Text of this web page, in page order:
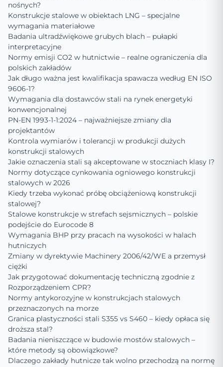
nośnych?
Konstrukcje stalowe w obiektach LNG – specjalne
wymagania materiałowe
Badania ultradźwiękowe grubych blach – pułapki
interpretacyjne
Normy emisji CO2 w hutnictwie – realne ograniczenia dla
polskich zakładów
Jak długo ważna jest kwalifikacja spawacza według EN ISO
9606-1?
Wymagania dla dostawców stali na rynek energetyki
konwencjonalnej
PN-EN 1993-1-1:2024 – najważniejsze zmiany dla
projektantów
Kontrola wymiarów i tolerancji w produkcji dużych
konstrukcji stalowych
Jakie oznaczenia stali są akceptowane w stoczniach klasy I?
Normy dotyczące cynkowania ogniowego konstrukcji
stalowych w 2026
Kiedy trzeba wykonać próbę obciążeniową konstrukcji
stalowej?
Stalowe konstrukcje w strefach sejsmicznych – polskie
podejście do Eurocode 8
Wymagania BHP przy pracach na wysokości w halach
hutniczych
Zmiany w dyrektywie Machinery 2006/42/WE a przemysł
ciężki
Jak przygotować dokumentację techniczną zgodnie z
Rozporządzeniem CPR?
Normy antykorozyjne w konstrukcjach stalowych
przeznaczonych na morze
Granica plastyczności stali S355 vs S460 – kiedy opłaca się
droższa stal?
Badania nieniszczące w budowie mostów stalowych –
które metody są obowiązkowe?
Dlaczego zakłady hutnicze tak wolno przechodzą na normę